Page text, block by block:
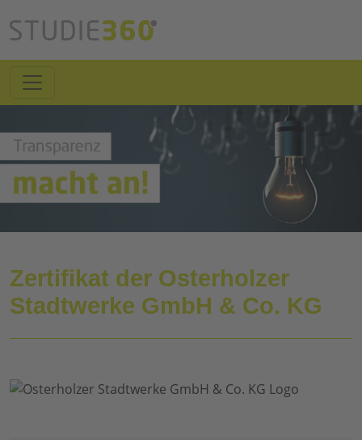
Zertifikat der Osterholzer
Stadtwerke GmbH & Co. KG